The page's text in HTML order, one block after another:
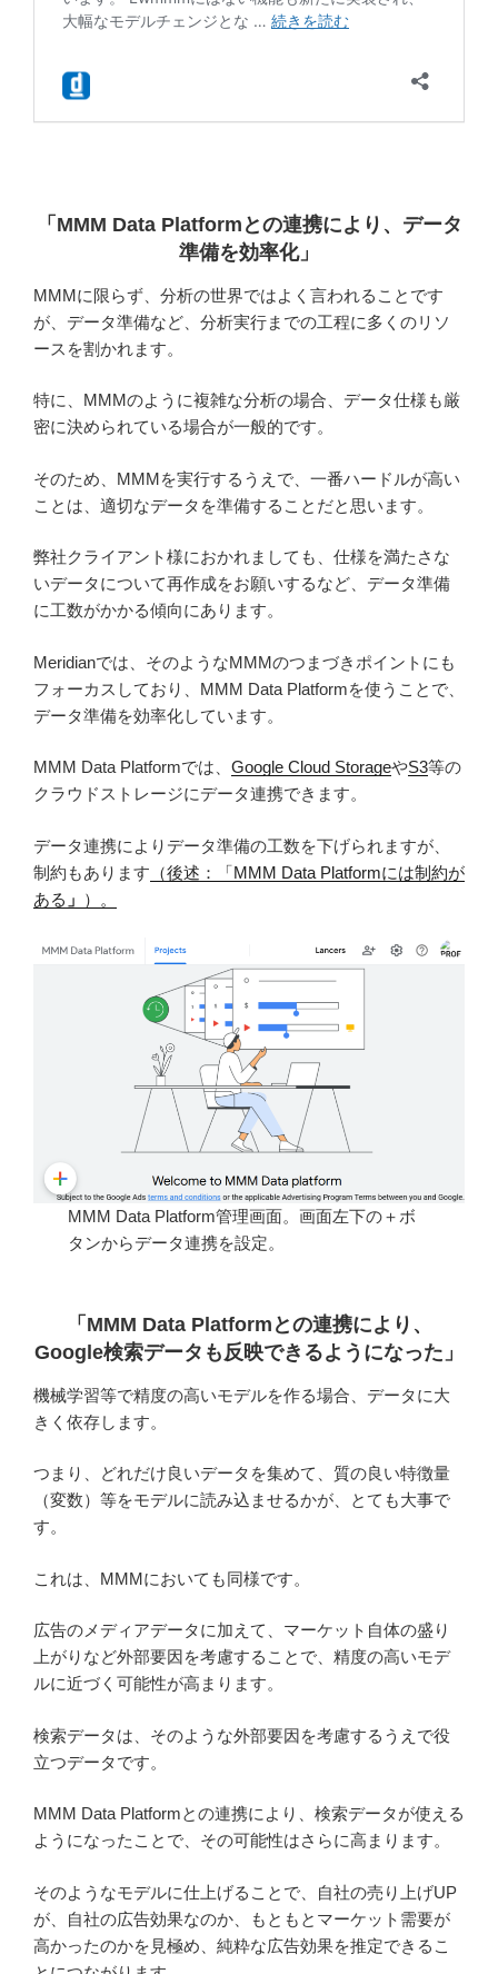
「MMM Data Platformとの連携により、データ
準備を効率化」
MMMに限らず、分析の世界ではよく言われることです
が、データ準備など、分析実行までの工程に多くのリソ
ースを割かれます。
特に、MMMのように複雑な分析の場合、データ仕様も厳
密に決められている場合が一般的です。
そのため、MMMを実行するうえで、一番ハードルが高い
ことは、適切なデータを準備することだと思います。
弊社クライアント様におかれましても、仕様を満たさな
いデータについて再作成をお願いするなど、データ準備
に工数がかかる傾向にあります。
Meridianでは、そのようなMMMのつまづきポイントにも
フォーカスしており、MMM Data Platformを使うことで、
データ準備を効率化しています。
MMM Data Platformでは、 Google Cloud StorageやS3等の
クラウドストレージにデータ連携できます。
データ連携によりデータ準備の工数を下げられますが、
制約もあります （後述：「MMM Data Platformには制約が
ある 」 ）。
MMM Data Platform管理画面。画面左下の＋ボ
タンからデータ連携を設定。
「MMM Data Platformとの連携により、
Google検索データも反映できるようになった 」
機械学習等で精度の高いモデルを作る場合、データに大
きく依存します。
つまり、どれだけ良いデータを集めて、質の良い特徴量
（変数）等をモデルに読み込ませるかが、とても大事で
す。
これは、MMMにおいても同様です。
広告のメディアデータに加えて、マーケット自体の盛り
上がりなど外部要因を考慮することで、精度の高いモデ
ルに近づく可能性が高まります。
検索データは、そのような外部要因を考慮するうえで役
立つデータです。
MMM Data Platformとの連携により、検索データが使える
ようになったことで、その可能性はさらに高まります。
そのようなモデルに仕上げることで、自社の売り上げUP
が、自社の広告効果なのか、もともとマーケット需要が
高かったのかを見極め、純粋な広告効果を推定できるこ